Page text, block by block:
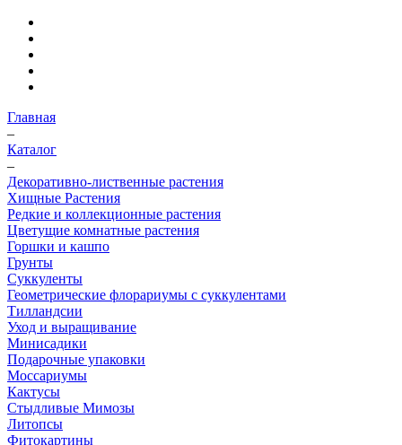
Главная
–
Каталог
–
Декоративно-лиственные растения
Хищные Растения
Редкие и коллекционные растения
Цветущие комнатные растения
Горшки и кашпо
Грунты
Суккуленты
Геометрические флорариумы с суккулентами
Тилландсии
Уход и выращивание
Минисадики
Подарочные упаковки
Моссариумы
Кактусы
Стыдливые Мимозы
Литопсы
Фитокартины